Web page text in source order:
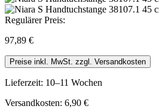
Regulärer Preis:
97,89 €
Preise inkl. MwSt. zzgl. Versandkosten
Lieferzeit: 10–11 Wochen
Versandkosten: 6,90 €